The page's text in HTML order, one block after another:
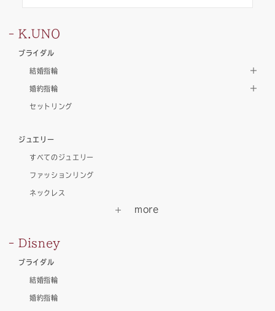
K.UNO
ブライダル
結婚指輪
婚約指輪
セットリング
ジュエリー
すべてのジュエリー
ファッションリング
ネックレス
Disney
ブライダル
結婚指輪
婚約指輪